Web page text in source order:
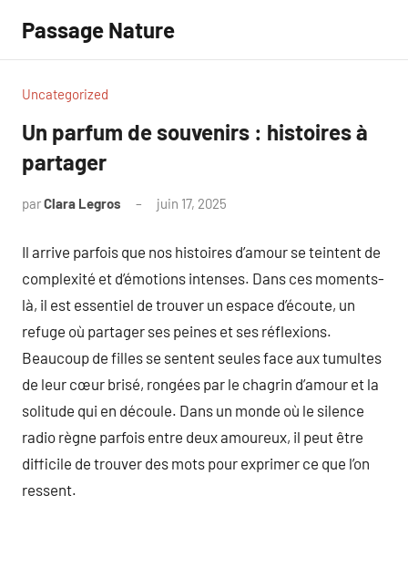
contenu
Passage Nature
Uncategorized
Un parfum de souvenirs : histoires à
partager
parClara Legros juin 17, 2025
Il arrive parfois que nos histoires d’amour se teintent de
complexité et d’émotions intenses. Dans ces moments-
là, il est essentiel de trouver un espace d’écoute, un
refuge où partager ses peines et ses réflexions.
Beaucoup de filles se sentent seules face aux tumultes
de leur cœur brisé, rongées par le chagrin d’amour et la
solitude qui en découle. Dans un monde où le silence
radio règne parfois entre deux amoureux, il peut être
difficile de trouver des mots pour exprimer ce que l’on
ressent.